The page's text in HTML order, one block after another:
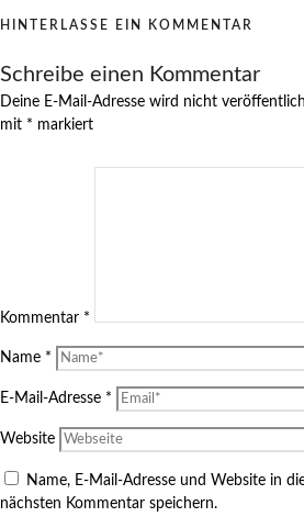
HINTERLASSE EIN KOMMENTAR
Schreibe einen Kommentar
Deine E-Mail-Adresse wird nicht
mit * markiert
Kommentar *
Name *
E-Mail-Adresse *
Website
Name, E-Mail-Adresse und Website in
nächsten Kommentar speichern.